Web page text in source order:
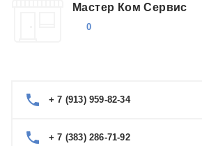
Мастер Ком Сервис
0
+ 7 (913) 959-82-34
+ 7 (383) 286-71-92